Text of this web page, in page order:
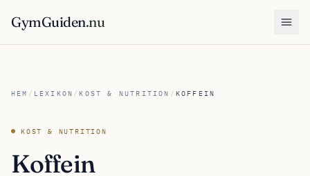
GymGuiden.nu
HEM / LEXIKON /KOST & NUTRITION / KOFFEIN
KOST & NUTRITION
Koffein